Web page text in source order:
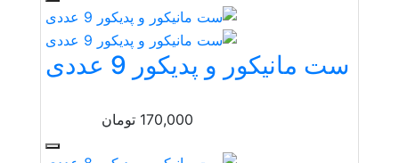
ست مانیکور و پدیکور 9 عددی
170,000 تومان